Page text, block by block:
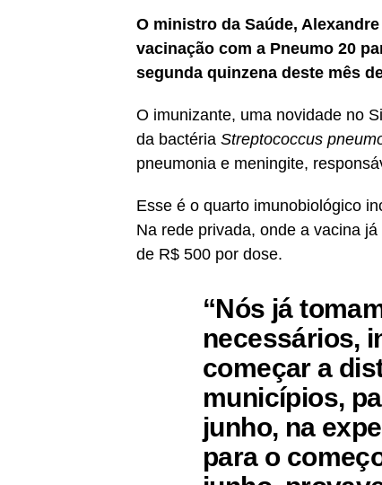
O ministro da Saúde,
vacinação com a Pneumo 20
segunda quinzena deste mês
O imunizante, uma novidade no
da bactéria Streptococcus
pneumonia e meningite,
Esse é o quarto imunobiológico
Na rede privada, onde a vacina
de R$ 500 por dose.
“Nós já
necessários,
começar a
municípios,
junho, na
para o